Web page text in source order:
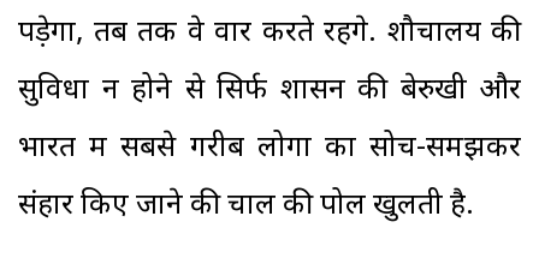
पड़ेगा, तब तक वे वार करते रहेंगे. शौचालय की
सुविधा न होने से सिर्फ शासन की बेरुखी और
भारत में सबसे गरीब लोगों का सोच-समझकर
संहार किए जाने की चाल की पोल खुलती है.